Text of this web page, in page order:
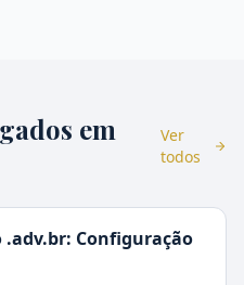
em
Ver
todos
.adv.br: Configuração